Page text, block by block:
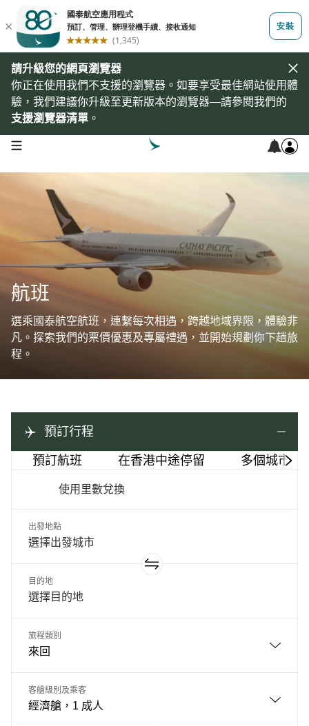
請升級您的網頁瀏覽器
你正在使用我們不支援的瀏覽器。如要享受最佳網站使用體
驗，我們建議你升級至更新版本的瀏覽器—請參閱我們的
支援瀏覽器清單 。
open navigation menu
航班
選乘國泰航空航班，連繫每次相遇，跨越地域界限，體驗非
凡。探索我們的票價優惠及專屬禮遇，並開始規劃你下趟旅
程。
預訂行程
預訂航班 在香港中途停留 多個城市
使用里數兌換
出發地點
目的地
旅程類別
來回
客艙級別及乘客
經濟艙，1 成人